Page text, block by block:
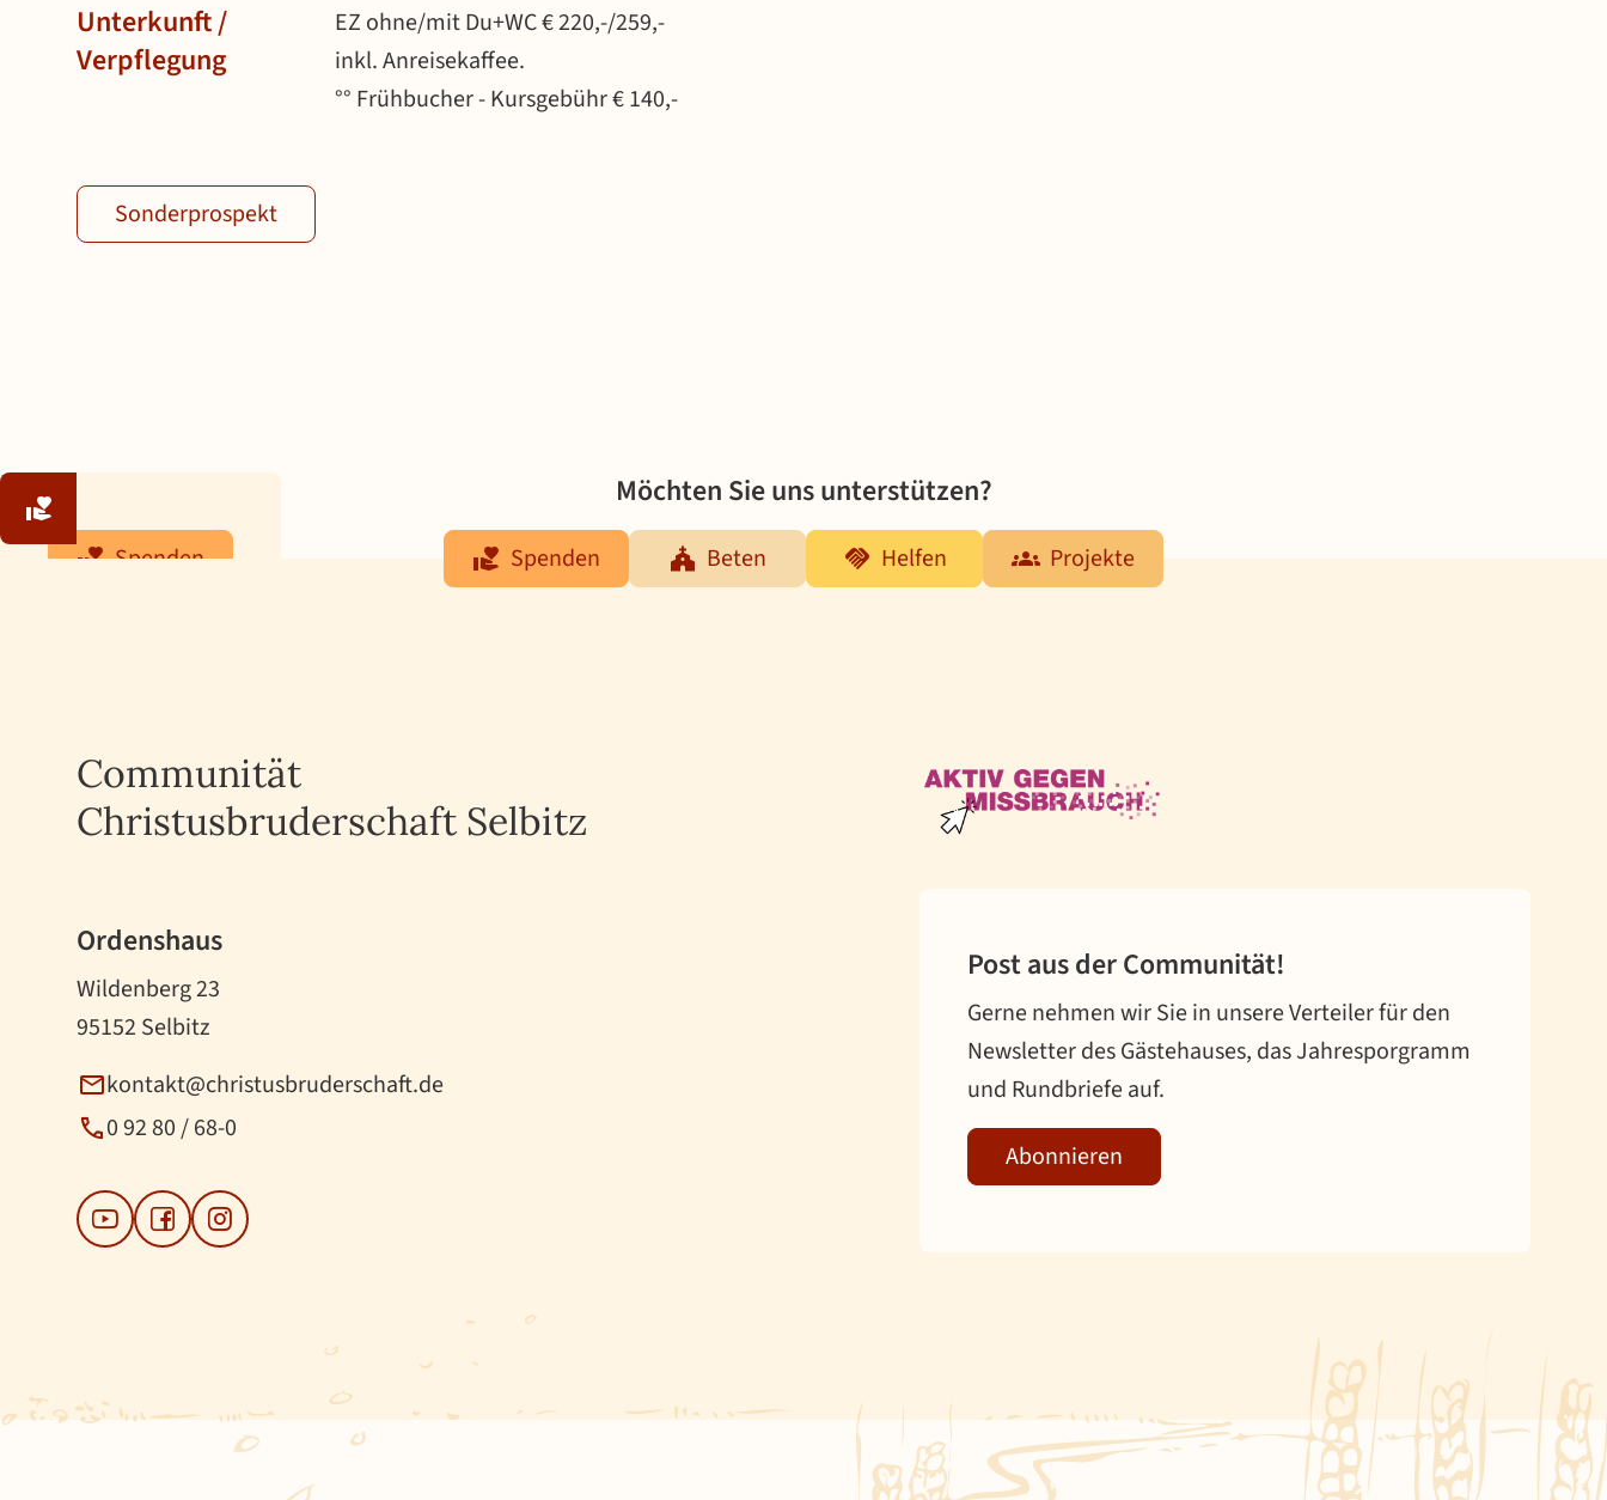
Unterkunft /
Verpflegung
EZ ohne/mit Du+WC € 220,-/259,-
inkl. Anreisekaffee.
°° Frühbucher - Kursgebühr € 140,-
Sonderprospekt
Spenden
Projekte
Möchten Sie uns unterstützen?
Spenden Beten Helfen Projekte
Communität
Christusbruderschaft Selbitz
Ordenshaus
Wildenberg 23
95152 Selbitz
kontakt@christusbruderschaft.de
0 92 80 / 68-0
Post aus der Communität!
Gerne nehmen wir Sie in unsere Verteiler für den
Newsletter des Gästehauses, das Jahresporgramm
und Rundbriefe auf.
Abonnieren